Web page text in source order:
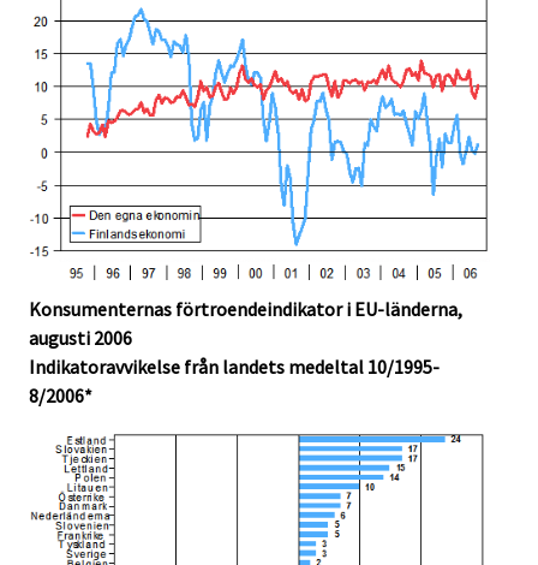
Konsumenternas förtroendeindikator i EU-länderna,
augusti 2006
Indikatoravvikelse från landets medeltal 10/1995-
8/2006*